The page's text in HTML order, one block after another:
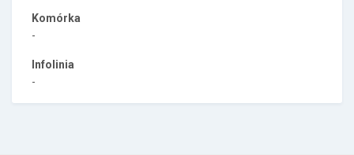
Komórka
-
Infolinia
-